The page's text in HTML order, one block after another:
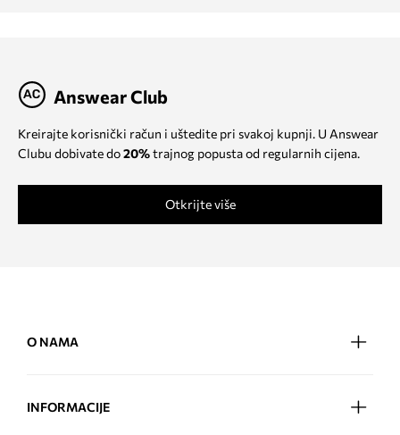
Answear Club
Kreirajte korisnički račun i uštedite pri svakoj kupnji. U Answear
Clubu dobivate do20%trajnog popusta od regularnih cijena.
Otkrijte više
O NAMA
INFORMACIJE